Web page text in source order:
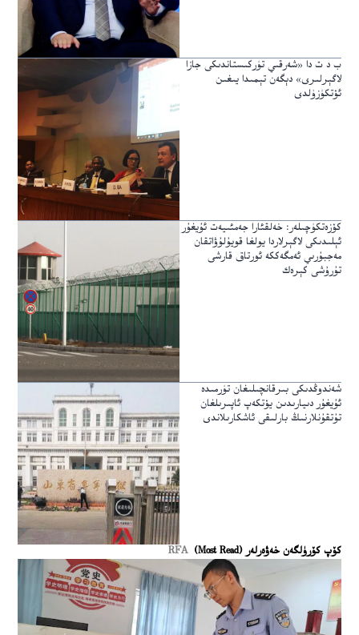
ب د ت دا «شەرقىي تۈركىستاندىكى جازا
لاگېرلىرى» دېگەن تېمىدا يىغىن
ئۆتكۈزۈلدى
كۆزەتكۈچىلەر: خەلقئارا جەمئىيەت ئۇيغۇر
ئېلىدىكى لاگېرلاردا يولغا قويۇلۇۋاتقان
مەجبۇرىي ئەمگەككە ئورتاق قارشى
تۇرۇشى كېرەك
شەندوڭدىكى بىرقانچىلىغان تۈرمىدە
ئۇيغۇر دىيارىدىن يۆتكەپ ئاپىرىلغان
تۇتقۇنلارنىڭ بارلىقى ئاشكارىلاندى
كۆپ كۆرۈلگەن خەۋەرلەر (Most Read) RFA